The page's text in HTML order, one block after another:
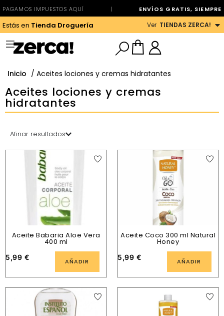
PAGAMOS IMPUESTOS AQUÍ | ENVÍOS GRATIS, SIEMPRE
Estás en Tienda Droguería Ver TIENDAS ZERCA!
Inicio / Aceites lociones y cremas hidratantes
Aceites lociones y cremas
hidratantes
Afinar resultados
Aceite Babaria Aloe Vera
400 ml
5,99 € AÑADIR
Aceite Coco 300 ml Natural
Honey
5,99 € AÑADIR